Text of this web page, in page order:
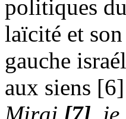
politiques
laïcité et
gauche
aux siens